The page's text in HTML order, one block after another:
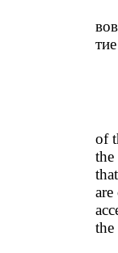
of
the
the